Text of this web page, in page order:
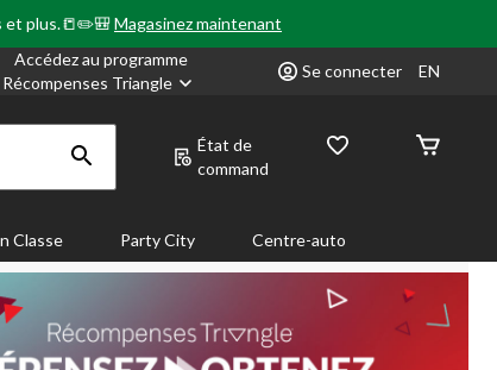
et plus.📒✏️🎒Magasinez maintenant
Accédez au programme
Récompenses Triangle
Se connecter EN
État de
command
Classe Party City Centre-auto